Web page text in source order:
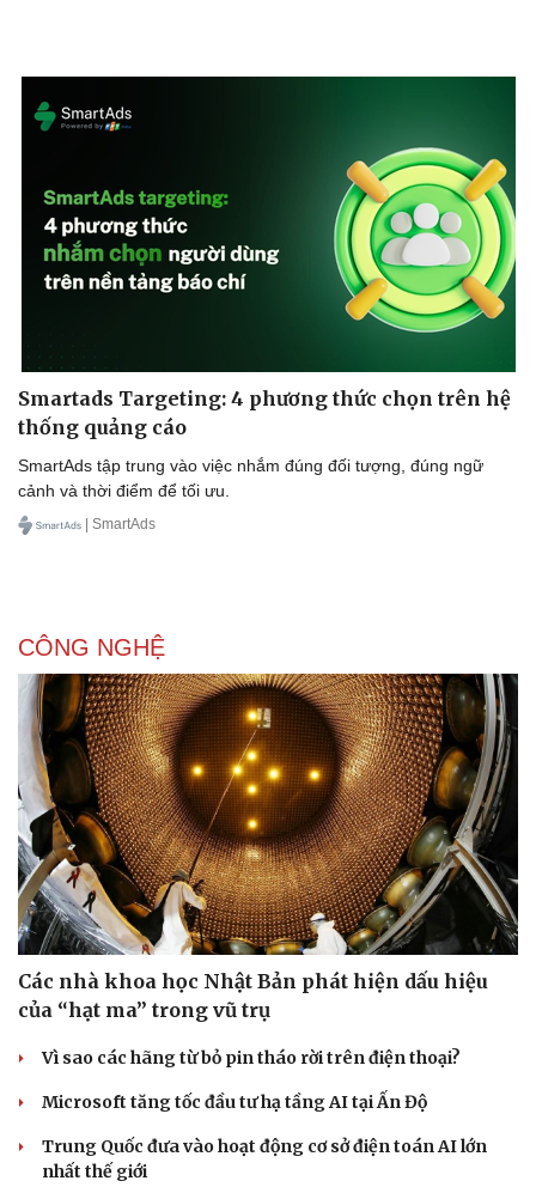
Sức khỏe
Dinh dưỡng - món ngon
Làm đẹp - giảm cân
Phòng mạch online
Ăn sạch sống khỏe
Smartads Targeting: 4 phương thức chọn trên hệ
thống quảng cáo
SmartAds tập trung vào việc nhắm đúng đối tượng, đúng ngữ
cảnh và thời điểm để tối ưu.
| SmartAds
CÔNG NGHỆ
Các nhà khoa học Nhật Bản phát hiện dấu hiệu
của “hạt ma” trong vũ trụ
Vì sao các hãng từ bỏ pin tháo rời trên điện thoại?
Microsoft tăng tốc đầu tư hạ tầng AI tại Ấn Độ
Trung Quốc đưa vào hoạt động cơ sở điện toán AI lớn
nhất thế giới